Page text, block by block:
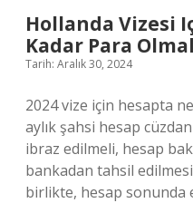
Hollanda Vizesi
Kadar Para
Tarih: Aralık 30, 2024
2024 vize için hesapta
aylık şahsi hesap
ibraz edilmeli, hesap
bankadan tahsil
birlikte, hesap sonunda